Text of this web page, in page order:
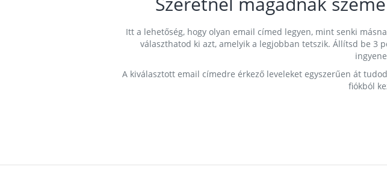
Itt a lehetőség, hogy olyan email címed legyen, mint senki
választhatod ki azt, amelyik a legjobban tetszik. Állítsd be 3
A kiválasztott email címedre érkező leveleket egyszerűen át
fiókból